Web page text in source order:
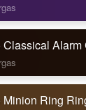
Alarm
Ring